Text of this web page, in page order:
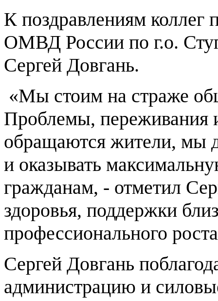
К поздравлениям коллег
ОМВД России по г.о.
Сергей Довгань.
«Мы стоим на страже
Проблемы, переживания
обращаются жители, мы
и оказывать
гражданам, - отметил
здоровья, поддержки
профессионального
Сергей Довгань
администрацию и